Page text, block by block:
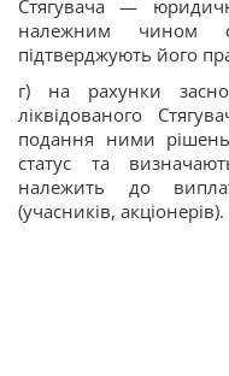
Стягувача —
належним чином
підтверджують його
г) на рахунки
ліквідованого
подання ними рішень
статус та
належить до
(учасників, акціонерів).